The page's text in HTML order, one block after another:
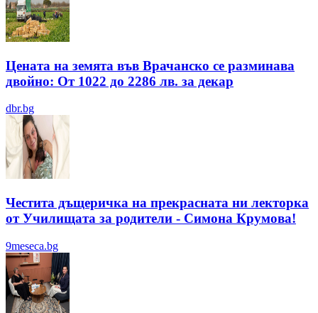
Цената на земята във Врачанско се разминава
двойно: От 1022 до 2286 лв. за декар
dbr.bg
Честита дъщеричка на прекрасната ни лекторка
от Училищата за родители - Симона Крумова!
9meseca.bg